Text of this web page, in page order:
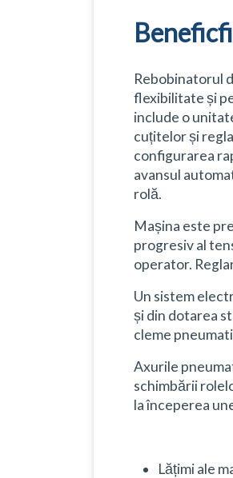
Rebobinatorul
flexibilitate și
include o
cuțitelor și
configurarea
avansul
rolă.
Mașina este
progresiv al
operator.
Un sistem
și din dotarea
cleme
Axurile
schimbării
la începerea
Lățimi ale